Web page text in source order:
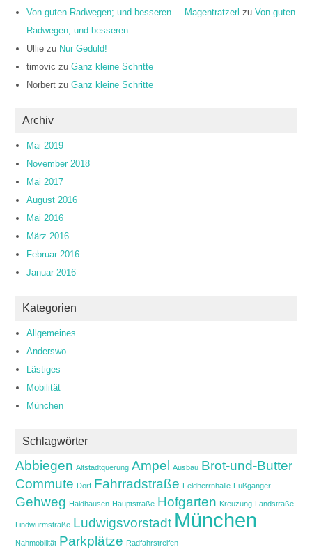
Von guten Radwegen; und besseren. – Magentratzerl zuVon guten
Radwegen; und besseren.
Ullie zu Nur Geduld!
timovic zuGanz kleine Schritte
Norbert zuGanz kleine Schritte
Archiv
Mai 2019
November 2018
Mai 2017
August 2016
Mai 2016
März 2016
Februar 2016
Januar 2016
Kategorien
Allgemeines
Anderswo
Lästiges
Mobilität
München
Schlagwörter
Abbiegen Altstadtquerung Ampel Ausbau Brot-und-Butter
Commute Dorf Fahrradstraße Feldherrnhalle Fußgänger
Gehweg Haidhausen Hauptstraße Hofgarten Kreuzung Landstraße
Lindwurmstraße Ludwigsvorstadt München
Nahmobilität Parkplätze Radfahrstreifen